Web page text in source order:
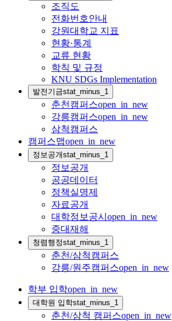
조직도
전화번호안내
강원대학교 지표
현황·통계
교류 현황
학칙 및 규정
KNU SDGs Implementation
발전기금stat_minus_1
춘천캠퍼스open_in_new
강릉캠퍼스open_in_new
삼척캠퍼스
캠퍼스맵open_in_new
정보공개stat_minus_1
정보공개
공공데이터
정책실명제
자료공개
대학정보공시 open_in_new
중대재해
청렴행정stat_minus_1
춘천/삼척캠퍼스
강릉/원주캠퍼스open_in_new
학부 입학open_in_new
대학원 입학stat_minus_1
춘천/삼척 캠퍼스open_in_new